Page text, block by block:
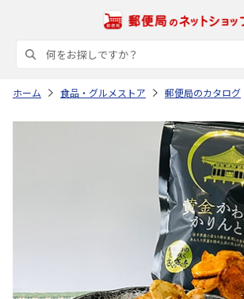
ホーム 食品・グルメストア 郵便局のカタログ